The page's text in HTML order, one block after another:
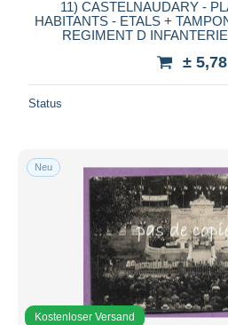
11) CASTELNAUDARY -
HABITANTS - ETALS +
REGIMENT D
±
Status
Neu
Kostenloser Versand